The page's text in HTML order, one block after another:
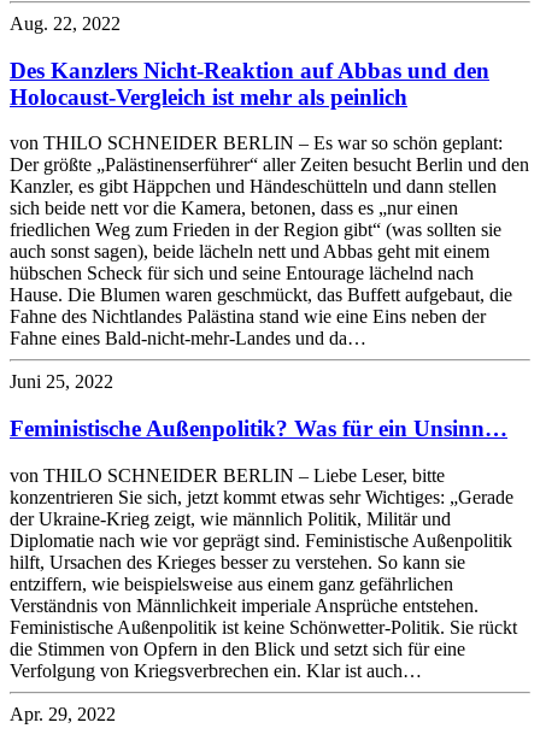
Aug. 22, 2022
Des Kanzlers Nicht-Reaktion auf Abbas und den
Holocaust-Vergleich ist mehr als peinlich
von THILO SCHNEIDER BERLIN – Es war so schön geplant:
Der größte „Palästinenserführer“ aller Zeiten besucht Berlin und den
Kanzler, es gibt Häppchen und Händeschütteln und dann stellen
sich beide nett vor die Kamera, betonen, dass es „nur einen
friedlichen Weg zum Frieden in der Region gibt“ (was sollten sie
auch sonst sagen), beide lächeln nett und Abbas geht mit einem
hübschen Scheck für sich und seine Entourage lächelnd nach
Hause. Die Blumen waren geschmückt, das Buffett aufgebaut, die
Fahne des Nichtlandes Palästina stand wie eine Eins neben der
Fahne eines Bald-nicht-mehr-Landes und da…
Juni 25, 2022
Feministische Außenpolitik? Was für ein Unsinn…
von THILO SCHNEIDER BERLIN – Liebe Leser, bitte
konzentrieren Sie sich, jetzt kommt etwas sehr Wichtiges: „Gerade
der Ukraine-Krieg zeigt, wie männlich Politik, Militär und
Diplomatie nach wie vor geprägt sind. Feministische Außenpolitik
hilft, Ursachen des Krieges besser zu verstehen. So kann sie
entziffern, wie beispielsweise aus einem ganz gefährlichen
Verständnis von Männlichkeit imperiale Ansprüche entstehen.
Feministische Außenpolitik ist keine Schönwetter-Politik. Sie rückt
die Stimmen von Opfern in den Blick und setzt sich für eine
Verfolgung von Kriegsverbrechen ein. Klar ist auch…
Apr. 29, 2022